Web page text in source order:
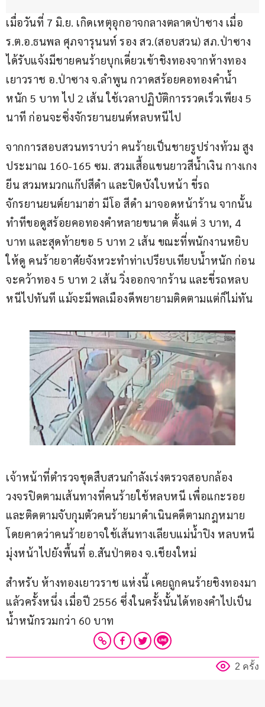
เมื่อวันที่ 7 มิ.ย. เกิดเหตุอุกอาจกลางตลาดป่าซาง เมื่อ
ร.ต.อ.ธนพล ศุภจารุนนท์ รอง สว.(สอบสวน) สภ.ป่าซาง
ได้รับแจ้งมีชายคนร้ายบุกเดี่ยวเข้าชิงทองจากห้างทอง
เยาวราช อ.ป่าซาง จ.ลำพูน กวาดสร้อยคอทองคำน้ำ
หนัก 5 บาท ไป 2 เส้น ใช้เวลาปฏิบัติการรวดเร็วเพียง 5
นาที ก่อนจะซิ่งจักรยานยนต์หลบหนีไป
จากการสอบสวนทราบว่า คนร้ายเป็นชายรูปร่างท้วม สูง
ประมาณ 160-165 ซม. สวมเสื้อแขนยาวสีน้ำเงิน กางเกง
ยีน สวมหมวกแก๊ปสีดำ และปิดบังใบหน้า ขี่รถ
จักรยานยนต์ยามาฮ่า มีโอ สีดำ มาจอดหน้าร้าน จากนั้น
ทำทีขอดูสร้อยคอทองคำหลายขนาด ตั้งแต่ 3 บาท, 4
บาท และสุดท้ายขอ 5 บาท 2 เส้น ขณะที่พนักงานหยิบ
ให้ดู คนร้ายอาศัยจังหวะทำท่าเปรียบเทียบน้ำหนัก ก่อน
จะคว้าทอง 5 บาท 2 เส้น วิ่งออกจากร้าน และขี่รถหลบ
หนีไปทันที แม้จะมีพลเมืองดีพยายามติดตามแต่ก็ไม่ทัน
เจ้าหน้าที่ตำรวจชุดสืบสวนกำลังเร่งตรวจสอบกล้อง
วงจรปิดตามเส้นทางที่คนร้ายใช้หลบหนี เพื่อแกะรอย
และติดตามจับกุมตัวคนร้ายมาดำเนินคดีตามกฎหมาย
โดยคาดว่าคนร้ายอาจใช้เส้นทางเลียบแม่น้ำปิง หลบหนี
มุ่งหน้าไปยังพื้นที่ อ.สันป่าตอง จ.เชียงใหม่
สำหรับ ห้างทองเยาวราช แห่งนี้ เคยถูกคนร้ายชิงทองมา
แล้วครั้งหนึ่ง เมื่อปี 2556 ซึ่งในครั้งนั้นได้ทองคำไปเป็น
น้ำหนักรวมกว่า 60 บาท
2 ครั้ง